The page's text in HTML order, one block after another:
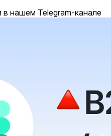
нашем Telegram-канале